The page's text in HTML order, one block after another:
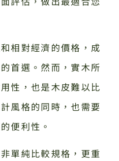
相對經濟的價格，成
首選。然而，實木所
性，也是木皮難以比
風格的同時，也需要
便利性。
單純比較規格，更重